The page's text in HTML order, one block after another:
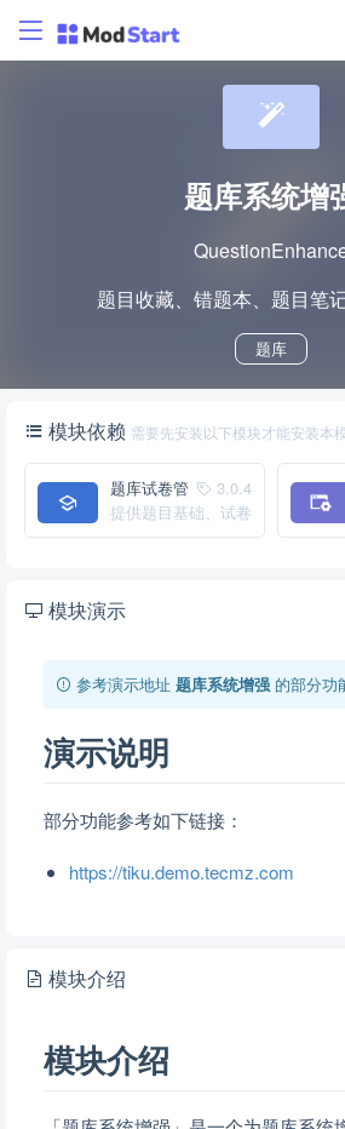
题库系统增
题目收藏、错题本、题目笔
题库
模块依赖 需要先安装以下模块才能安装本
3.0.4
题库试卷管
理
提供题目基础、试卷
管理功能
模块演示
参考演示地址 题库系统增强 的部分功
演示说明
部分功能参考如下链接：
https://tiku.demo.tecmz.com
模块介绍
模块介绍